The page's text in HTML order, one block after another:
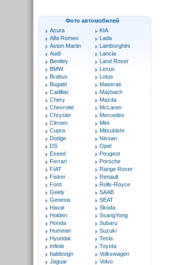
Фото автомобилей
Acura
Alfa Romeo
Aston Martin
Audi
Bentley
BMW
Brabus
Bugatti
Cadillac
Chery
Chevrolet
Chrysler
Citroen
Cupra
Dodge
DS
Exeed
Ferrari
FIAT
Fisker
Ford
Geely
Genesis
Haval
Holden
Honda
Hummer
Hyundai
Infiniti
Italdesign
Jaguar
KIA
Lada
Lamborghini
Lancia
Land Rover
Lexus
Lotus
Maserati
Maybach
Mazda
McLaren
Mercedes
Mini
Mitsubishi
Nissan
Opel
Peugeot
Porsche
Range Rover
Renault
Rolls-Royce
SAAB
SEAT
Skoda
SsangYong
Subaru
Suzuki
Tesla
Toyota
Volkswagen
Volvo